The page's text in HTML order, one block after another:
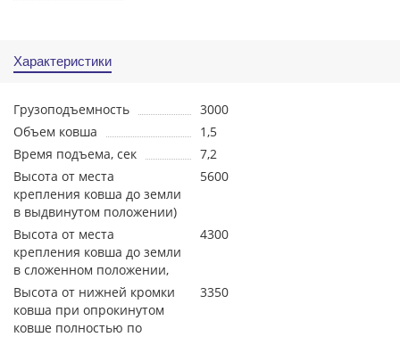
Характеристики
Грузоподъемность
3000
Объем ковша
1,5
Время подъема, сек
7,2
Высота от места
крепления ковша до земли
в выдвинутом положении)
5600
Высота от места
крепления ковша до земли
в сложенном положении,
4300
Высота от нижней кромки
ковша при опрокинутом
ковше полностью по
3350